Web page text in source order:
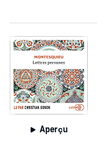
Aperçu